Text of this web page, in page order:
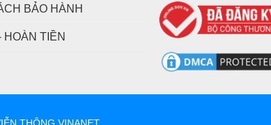
BẢO HÀNH
TIỀN